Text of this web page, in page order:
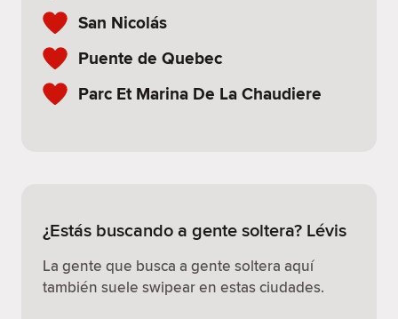
San Nicolás
Puente de Quebec
Parc Et Marina De La Chaudiere
¿Estás buscando a gente soltera? Lévis
La gente que busca a gente soltera aquí
también suele swipear en estas ciudades.